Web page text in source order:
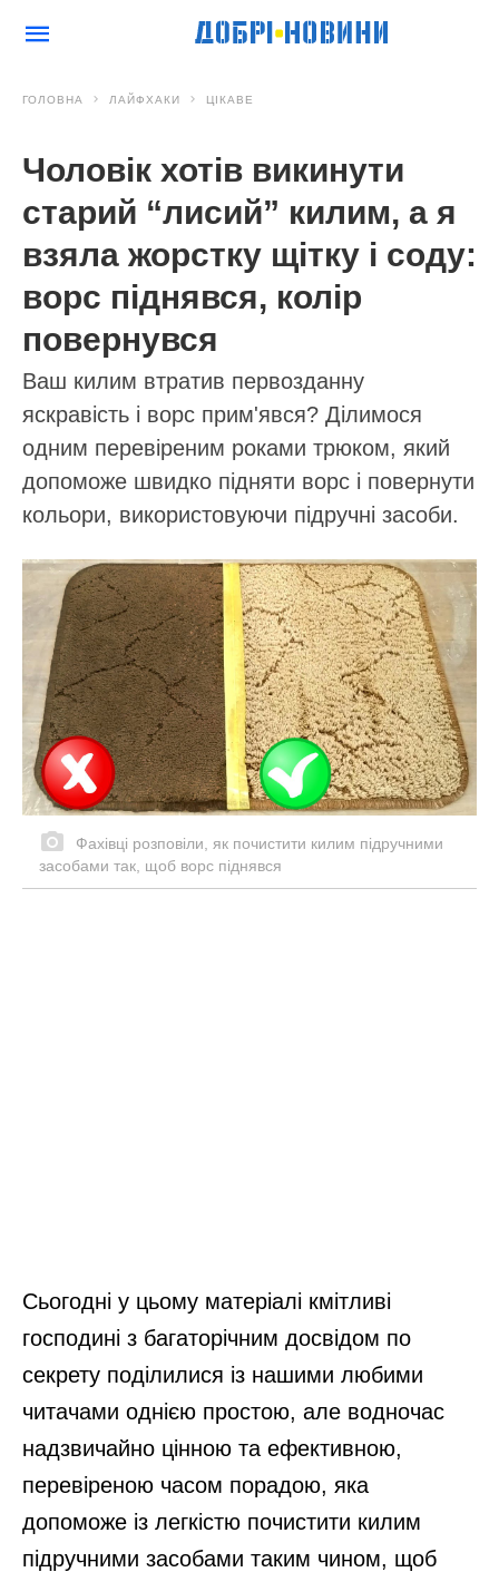
ГОЛОВНА ЛАЙФХАКИ ЦІКАВЕ
Чоловік хотів викинути
старий “лисий” килим, а я
взяла жорстку щітку і соду:
ворс піднявся, колір
повернувся
Ваш килим втратив первозданну
яскравість і ворс прим'явся? Ділимося
одним перевіреним роками трюком, який
допоможе швидко підняти ворс і повернути
кольори, використовуючи підручні засоби.
Фахівці розповіли, як почистити килим підручними
засобами так, щоб ворс піднявся
Сьогодні у цьому матеріалі кмітливі
господині з багаторічним досвідом по
секрету поділилися із нашими любими
читачами однією простою, але водночас
надзвичайно цінною та ефективною,
перевіреною часом порадою, яка
допоможе із легкістю почистити килим
підручними засобами таким чином, щоб